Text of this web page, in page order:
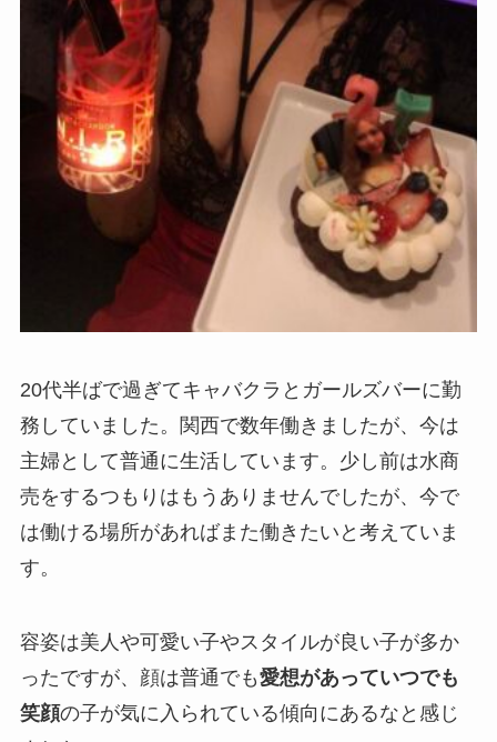
20代半ばで過ぎてキャバクラとガールズバーに勤
務していました。関西で数年働きましたが、今は
主婦として普通に生活しています。少し前は水商
売をするつもりはもうありませんでしたが、今で
は働ける場所があればまた働きたいと考えていま
す。
容姿は美人や可愛い子やスタイルが良い子が多か
ったですが、顔は普通でも愛想があっていつでも
笑顔の子が気に入られている傾向にあるなと感じ